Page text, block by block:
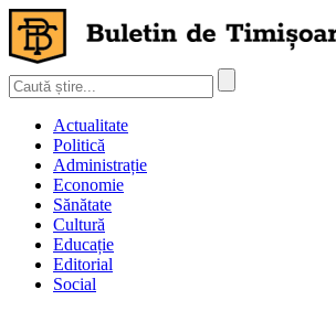
Actualitate
Politică
Administrație
Economie
Sănătate
Cultură
Educație
Editorial
Social